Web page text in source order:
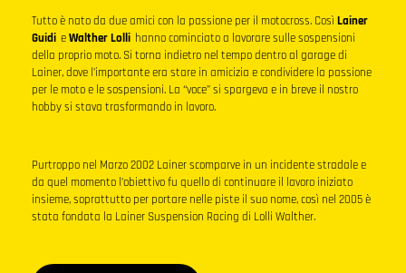
Tutto è nato da due amici con la passione per il motocross. Così Lainer
Guidi eWalther Lolli hanno cominciato a lavorare sulle sospensioni
della proprio moto. Si torna indietro nel tempo dentro al garage di
Lainer, dove l’importante era stare in amicizia e condividere la passione
per le moto e le sospensioni. La “voce” si spargeva e in breve il nostro
hobby si stava trasformando in lavoro.
Purtroppo nel Marzo 2002 Lainer scomparve in un incidente stradale e
da quel momento l’obiettivo fu quello di continuare il lavoro iniziato
insieme, soprattutto per portare nelle piste il suo nome, così nel 2005 è
stata fondata la Lainer Suspension Racing di Lolli Walther.